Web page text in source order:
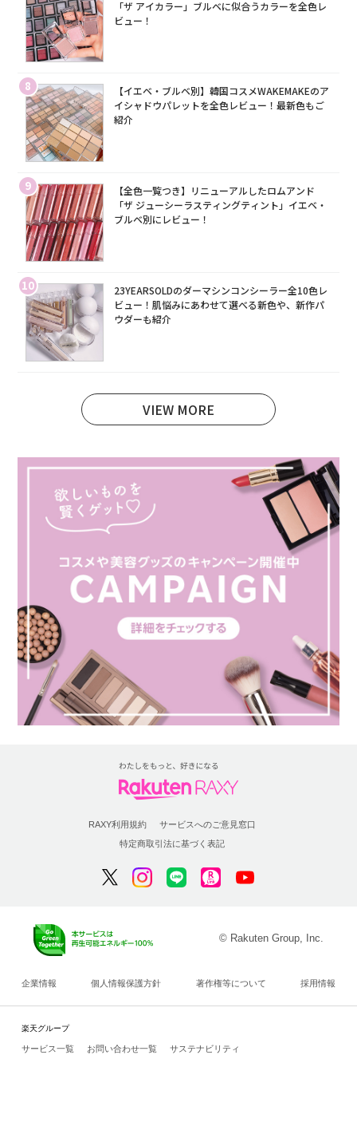
「ザ アイカラー」ブルベに似合うカラーを全色レ
ビュー！
8
【イエベ・ブルベ別】韓国コスメWAKEMAKEのア
イシャドウパレットを全色レビュー！最新色もご
紹介
9
【全色一覧つき】リニューアルしたロムアンド
「ザ ジューシーラスティングティント」イエベ・
ブルベ別にレビュー！
10
23YEARSOLDのダーマシンコンシーラー全10色レ
ビュー！肌悩みにあわせて選べる新色や、新作パ
ウダーも紹介
VIEW MORE
RAXY利用規約
サービスへのご意見窓口
特定商取引法に基づく表記
© Rakuten Group, Inc.
企業情報 個人情報保護方針 著作権等について 採用情報
楽天グループ
サービス一覧 お問い合わせ一覧 サステナビリティ